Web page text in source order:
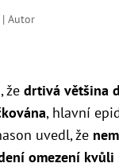
Autor
že drtivá většina
, hlavní
uvedl, že
omezení kvůli